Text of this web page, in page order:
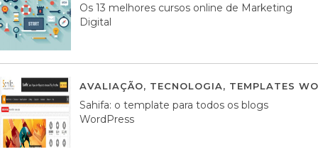
Os 13 melhores cursos online de Marketing
Digital
AVALIAÇÃO, TECNOLOGIA, TEMPLATES
Sahifa: o template para todos os blogs
WordPress